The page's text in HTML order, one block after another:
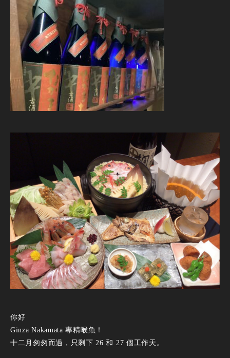
你好
Ginza Nakamata 專精喉魚！
十二月匆匆而過，只剩下 26 和 27 個工作天。